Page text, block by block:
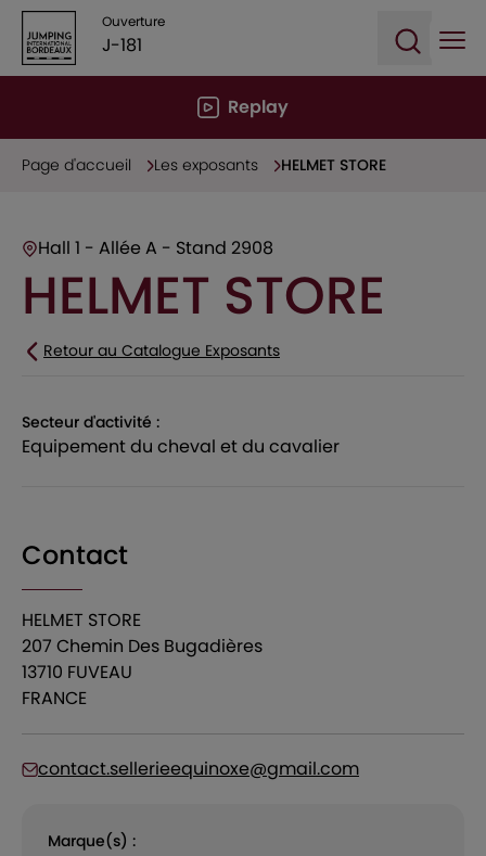
Ouverture
J-181
Replay
Page d'accueil Les exposants HELMET STORE
Hall 1 - Allée A - Stand 2908
HELMET STORE
Retour au Catalogue Exposants
Secteur d'activité :
equipement du cheval et du cavalier
Contact
HELMET STORE
207 Chemin Des Bugadières
13710 FUVEAU
FRANCE
contact.sellerieequinoxe@gmail.com
Marque(s) :